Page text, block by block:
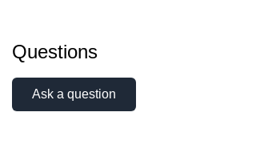
Questions
Ask a question